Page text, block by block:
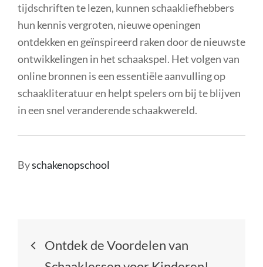
tijdschriften te lezen, kunnen schaakliefhebbers
hun kennis vergroten, nieuwe openingen
ontdekken en geïnspireerd raken door de nieuwste
ontwikkelingen in het schaakspel. Het volgen van
online bronnen is een essentiële aanvulling op
schaakliteratuur en helpt spelers om bij te blijven
in een snel veranderende schaakwereld.
Byschakenopschool
Berichtnavigatie
Ontdek de Voordelen van